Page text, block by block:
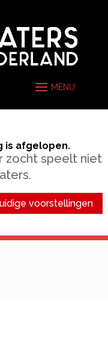
is afgelopen.
zocht speelt niet
voorstellingen